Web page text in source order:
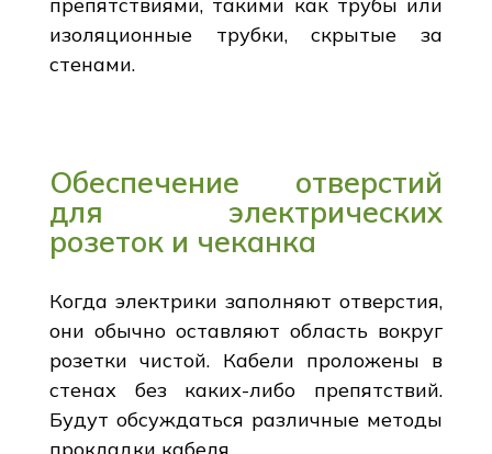
изоляционные трубки, скрытые за
стенами.
Обеспечение отверстий
для электрических
розеток и чеканка
Когда электрики заполняют отверстия,
они обычно оставляют область вокруг
розетки чистой. Кабели проложены в
стенах без каких-либо препятствий.
Будут обсуждаться различные методы
прокладки кабеля.